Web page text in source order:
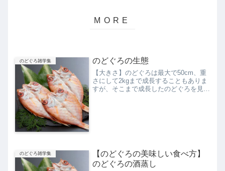
のどぐろ雑学集 のどぐろの生態
【大きさ】のどぐろは最大で50cm、重
さにして2kgまで成長することもありま
すが、そこまで成長したのどぐろを見る
のどぐろ雑学集
【のどぐろの美味しい食べ方】
のどぐろの酒蒸し